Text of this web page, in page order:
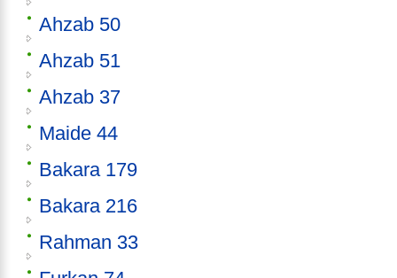
Ahzab 50
Ahzab 51
Ahzab 37
Maide 44
Bakara 179
Bakara 216
Rahman 33